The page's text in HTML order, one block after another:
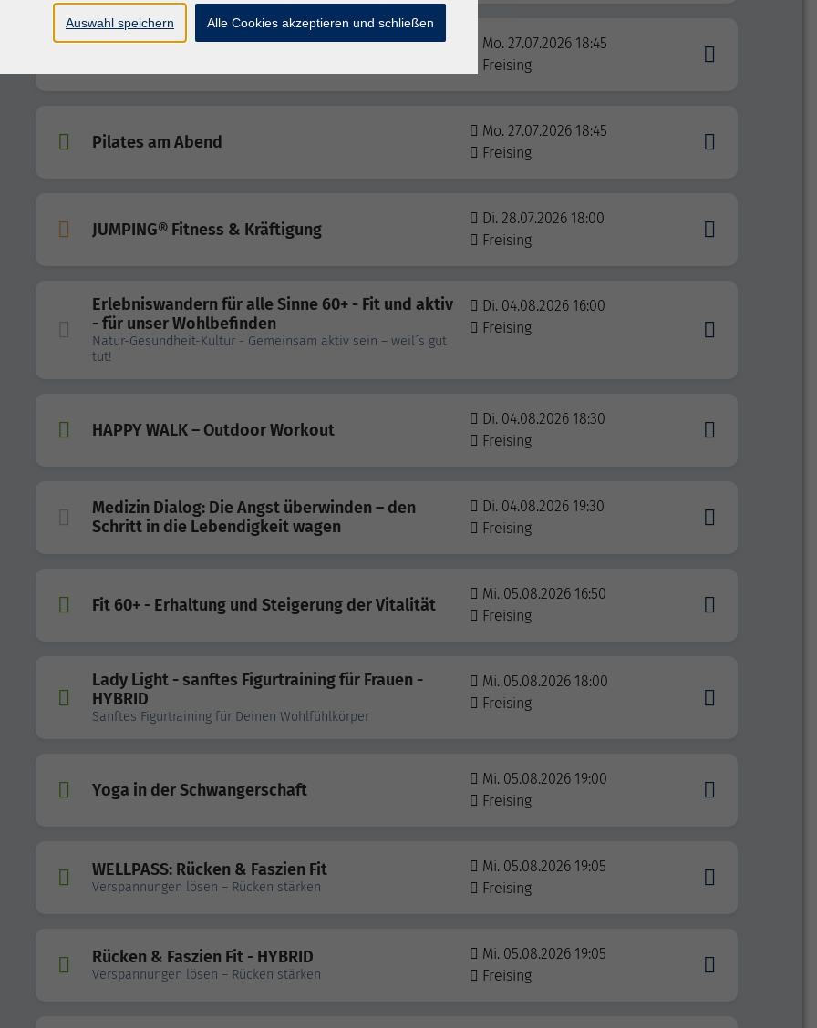
Mo. 27.07.2026 18:45
Freising
Pilates am Abend
Mo. 27.07.2026 18:45
Freising
JUMPING® Fitness & Kräftigung
Di. 28.07.2026 18:00
Freising
Erlebniswandern für alle Sinne 60+ - Fit und aktiv
- für unser Wohlbefinden
Natur-Gesundheit-Kultur - Gemeinsam aktiv sein – weil´s gut
tut!
Di. 04.08.2026 16:00
Freising
HAPPY WALK – Outdoor Workout
Di. 04.08.2026 18:30
Freising
Medizin Dialog: Die Angst überwinden – den
Schritt in die Lebendigkeit wagen
Di. 04.08.2026 19:30
Freising
Fit 60+ - Erhaltung und Steigerung der Vitalität
Mi. 05.08.2026 16:50
Freising
Lady Light - sanftes Figurtraining für Frauen -
HYBRID
Sanftes Figurtraining für Deinen Wohlfühlkörper
Mi. 05.08.2026 18:00
Freising
Yoga in der Schwangerschaft
Mi. 05.08.2026 19:00
Freising
WELLPASS: Rücken & Faszien Fit
Verspannungen lösen – Rücken stärken
Mi. 05.08.2026 19:05
Freising
Rücken & Faszien Fit - HYBRID
Verspannungen lösen – Rücken stärken
Mi. 05.08.2026 19:05
Freising
Auswahl speichern Alle Cookies akzeptieren und schließen